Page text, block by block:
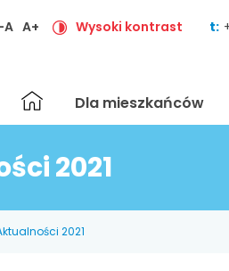
A A+ Wysoki kontrast t:
Strona
główna
Dla mieszkańców
2021
2021